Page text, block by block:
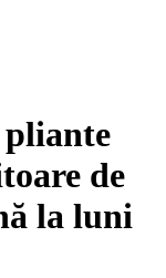
de
la luni